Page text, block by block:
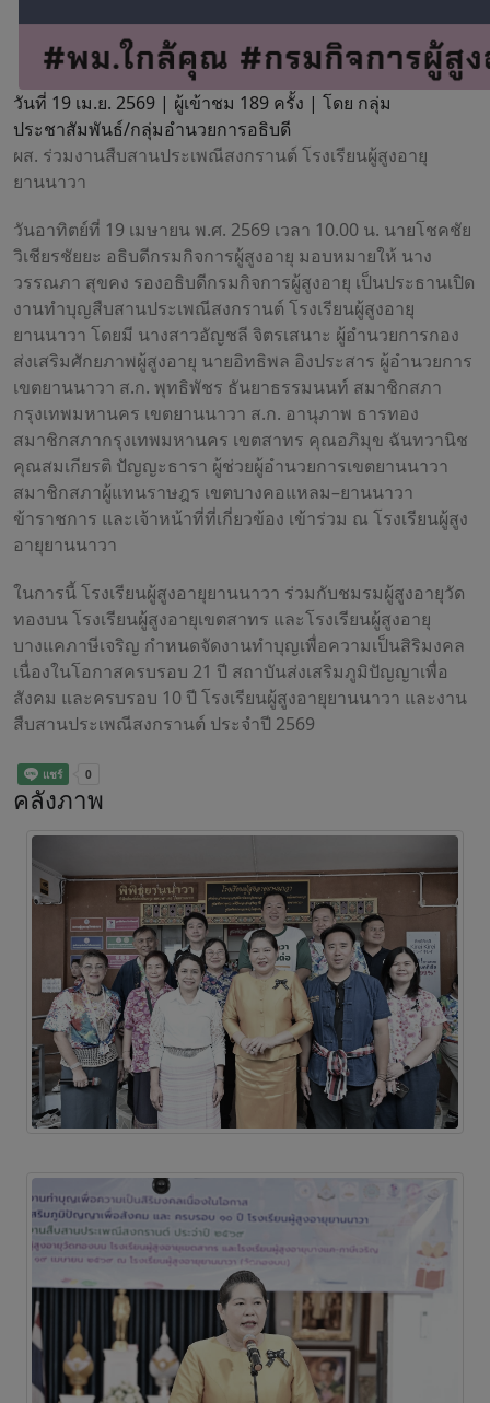
วันที่ 19 เม.ย. 2569 | ผู้เข้าชม 189 ครั้ง | โดย กลุ่ม
ประชาสัมพันธ์/กลุ่มอำนวยการอธิบดี
ผส. ร่วมงานสืบสานประเพณีสงกรานต์ โรงเรียนผู้สูงอายุ
ยานนาวา
วันอาทิตย์ที่ 19 เมษายน พ.ศ. 2569 เวลา 10.00 น. นายโชคชัย
วิเชียรชัยยะ อธิบดีกรมกิจการผู้สูงอายุ มอบหมายให้ นาง
วรรณภา สุขคง รองอธิบดีกรมกิจการผู้สูงอายุ เป็นประธานเปิด
งานทำบุญสืบสานประเพณีสงกรานต์ โรงเรียนผู้สูงอายุ
ยานนาวา โดยมี นางสาวอัญชลี จิตรเสนาะ ผู้อำนวยการกอง
ส่งเสริมศักยภาพผู้สูงอายุ นายอิทธิพล อิงประสาร ผู้อำนวยการ
เขตยานนาวา ส.ก. พุทธิพัชร ธันยาธรรมนนท์ สมาชิกสภา
กรุงเทพมหานคร เขตยานนาวา ส.ก. อานุภาพ ธารทอง
สมาชิกสภากรุงเทพมหานคร เขตสาทร คุณอภิมุข ฉันทวานิช
คุณสมเกียรติ ปัญญะธารา ผู้ช่วยผู้อำนวยการเขตยานนาวา
สมาชิกสภาผู้แทนราษฎร เขตบางคอแหลม–ยานนาวา
ข้าราชการ และเจ้าหน้าที่ที่เกี่ยวข้อง เข้าร่วม ณ โรงเรียนผู้สูง
อายุยานนาวา
ในการนี้ โรงเรียนผู้สูงอายุยานนาวา ร่วมกับชมรมผู้สูงอายุวัด
ทองบน โรงเรียนผู้สูงอายุเขตสาทร และโรงเรียนผู้สูงอายุ
บางแคภาษีเจริญ กำหนดจัดงานทำบุญเพื่อความเป็นสิริมงคล
เนื่องในโอกาสครบรอบ 21 ปี สถาบันส่งเสริมภูมิปัญญาเพื่อ
สังคม และครบรอบ 10 ปี โรงเรียนผู้สูงอายุยานนาวา และงาน
สืบสานประเพณีสงกรานต์ ประจำปี 2569
คลังภาพ